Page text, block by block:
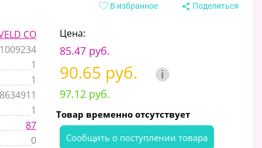
В избранное Поделиться
CO
1009234
1
1
1
87
0
Цена:
85.47 руб.
90.65 руб. i
97.12 руб.
Товар временно отсутствует
Cообщить о поступлении товара